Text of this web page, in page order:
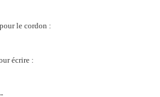
le cordon :
écrire :